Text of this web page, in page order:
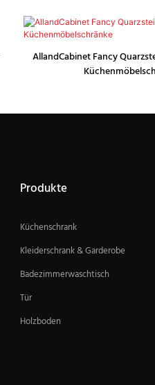
AllandCabinet Fancy
Produkte
Küchenschrank
Kleiderschrank & Garderobe
Badezimmerwaschtisch
Tür
Holzboden